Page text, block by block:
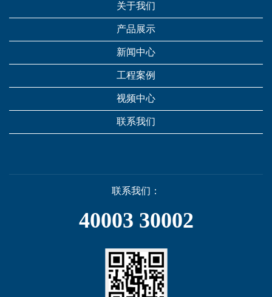
关于我们
产品展示
新闻中心
工程案例
视频中心
联系我们
联系我们：
40003 30002